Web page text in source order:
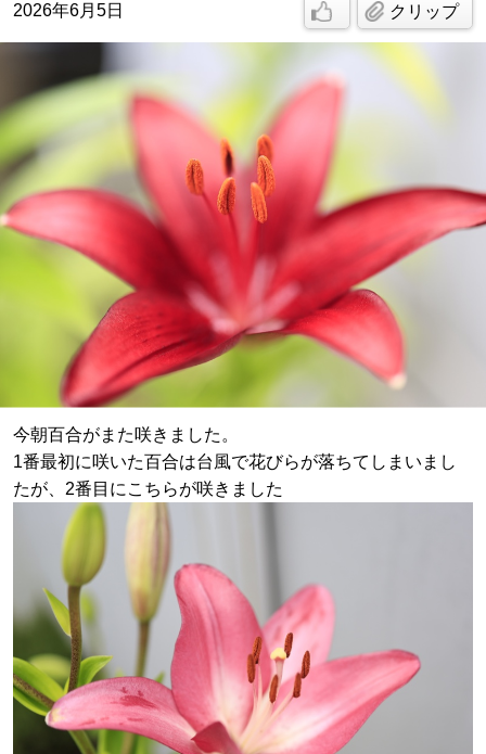
2026年6月5日 クリップ
今朝百合がまた咲きました。
1番最初に咲いた百合は台風で花びらが落ちてしまいまし
たが、2番目にこちらが咲きました